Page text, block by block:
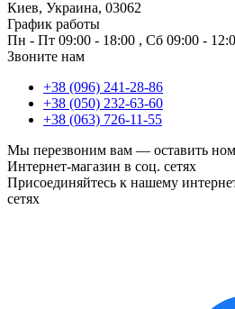
Киев, Украина, 03062
График работы
Пн - Пт 09:00 - 18:00 , Сб 09:00 -
Звоните нам
+38 (096) 241-28-86
+38 (050) 232-63-60
+38 (063) 726-11-55
Мы перезвоним вам — оставить
Интернет-магазин в соц. сетях
Присоединяйтесь к нашему
сетях